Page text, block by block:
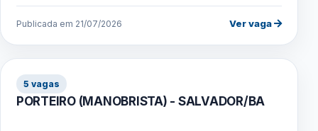
Publicada em 21/07/2026 Ver vaga
5 vagas
PORTEIRO (MANOBRISTA) - SALVADOR/BA